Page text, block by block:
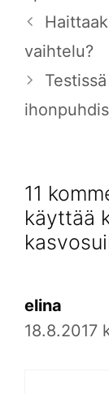
vaihtelu?
11
käyttää
elina
18.8.2017